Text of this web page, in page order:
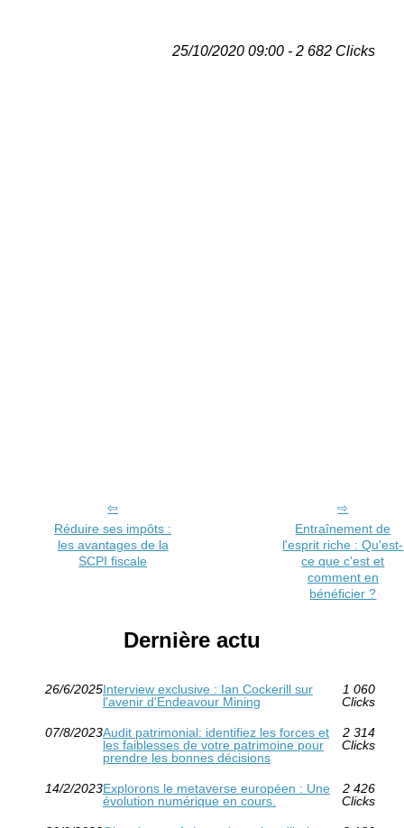
25/10/2020 09:00 - 2 682 Clicks
Réduire ses impôts :
les avantages de la
SCPI fiscale
Entraînement de
l'esprit riche : Qu'est-
ce que c'est et
comment en
bénéficier ?
Dernière actu
26/6/2025Interview exclusive : Ian Cockerill sur
l'avenir d'Endeavour Mining
1 060
Clicks
07/8/2023Audit patrimonial: identifiez les forces et
les faiblesses de votre patrimoine pour
prendre les bonnes décisions
2 314
Clicks
14/2/2023Explorons le metaverse européen : Une
évolution numérique en cours.
2 426
Clicks